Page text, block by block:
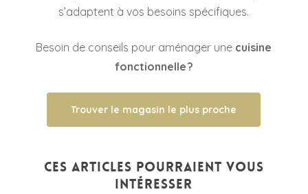
s’adaptent à vos besoins spécifiques.
Besoin de conseils pour aménager une cuisine
fonctionnelle ?
Trouver le magasin le plus proche
Ces articles pourraient vous
intéresser